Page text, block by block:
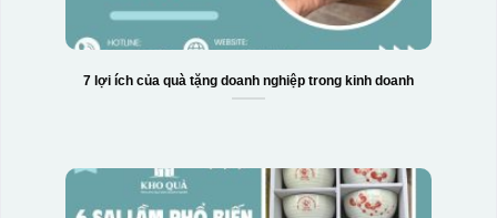
7 lợi ích của quà tặng doanh nghiệp trong kinh doanh